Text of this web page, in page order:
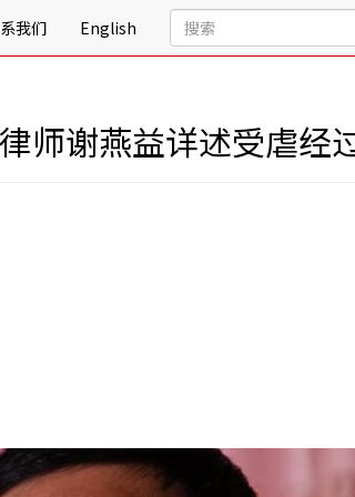
我们 English
谢燕益详述受虐经